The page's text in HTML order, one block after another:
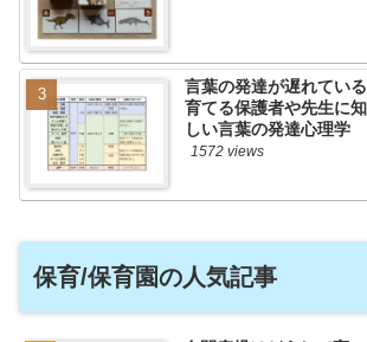
言葉の発達が遅れてい
育てる保護者や先生に
しい言葉の発達心理学
1572 views
保育/保育園の人気記事